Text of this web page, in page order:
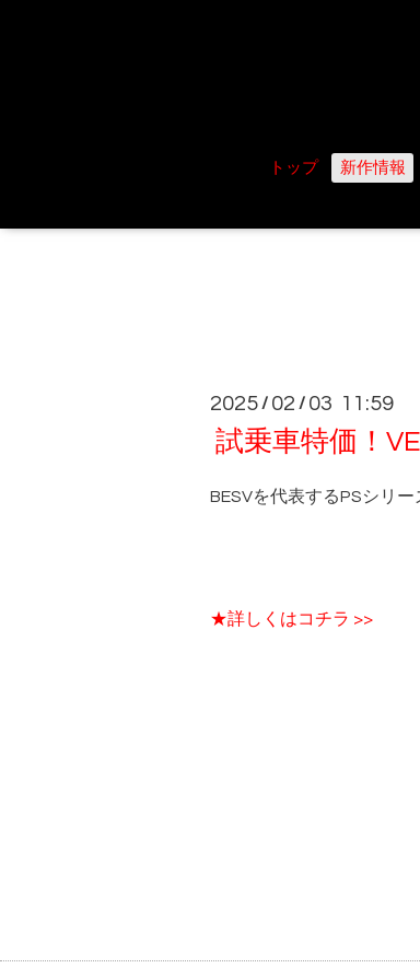
トップ 新作情報
2025 / 02 / 03 11:59
試乗車特価！
BESVを代表するPSシリ
★詳しくはコチラ >>